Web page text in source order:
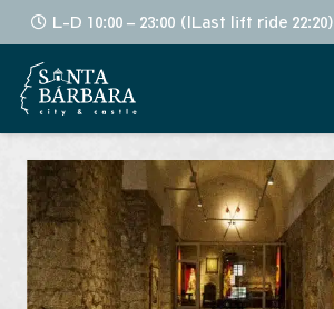
L-D 10:00 – 23:00 (lLast lift ride 22:20)